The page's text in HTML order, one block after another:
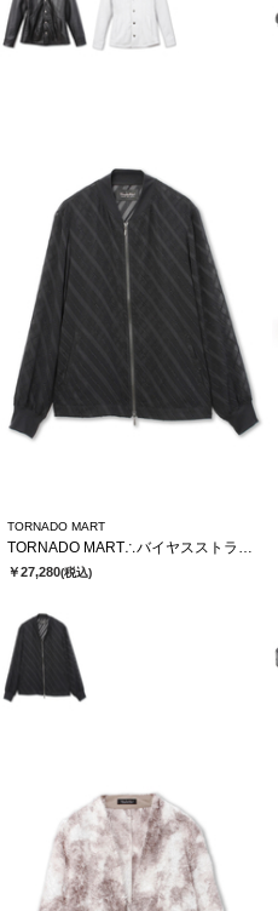
TORNADO MART
TORNADO MART∴バイヤスストライプシアーブルゾン
￥27,280(税込)